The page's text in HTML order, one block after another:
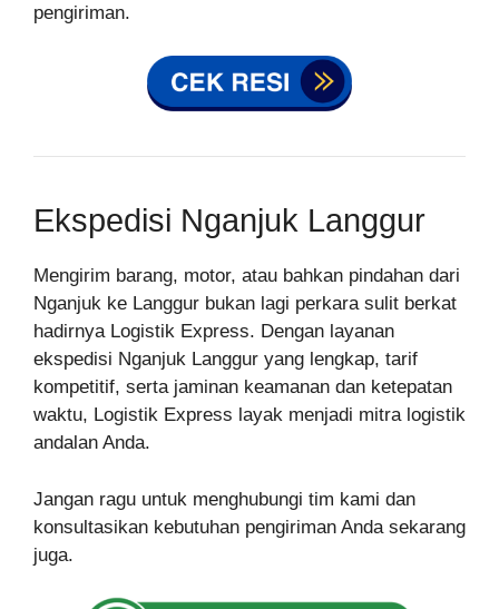
pengiriman.
Ekspedisi Nganjuk Langgur
Mengirim barang, motor, atau bahkan pindahan dari
Nganjuk ke Langgur bukan lagi perkara sulit berkat
hadirnya Logistik Express. Dengan layanan
ekspedisi Nganjuk Langgur yang lengkap, tarif
kompetitif, serta jaminan keamanan dan ketepatan
waktu, Logistik Express layak menjadi mitra logistik
andalan Anda.
Jangan ragu untuk menghubungi tim kami dan
konsultasikan kebutuhan pengiriman Anda sekarang
juga.